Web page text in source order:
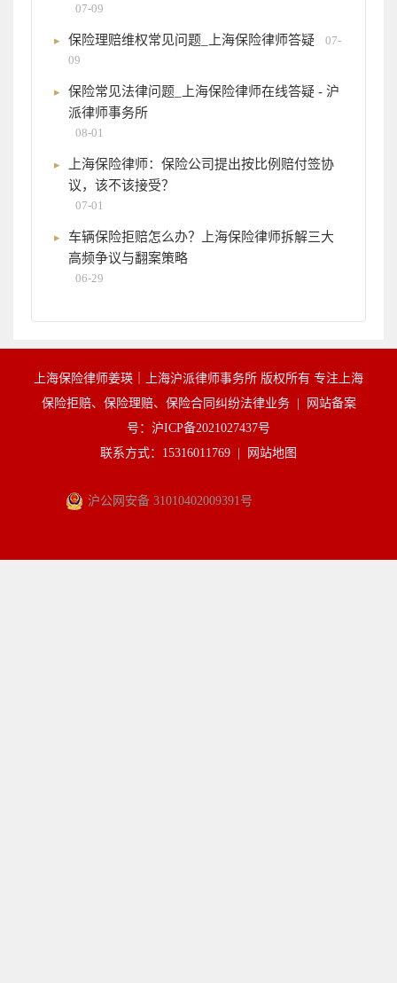
07-09
保险理赔维权常见问题_上海保险律师答疑
07-
09
保险常见法律问题_上海保险律师在线答疑 - 沪
派律师事务所
08-01
上海保险律师：保险公司提出按比例赔付签协
议，该不该接受？
07-01
车辆保险拒赔怎么办？上海保险律师拆解三大
高频争议与翻案策略
06-29
上海保险律师姜瑛｜上海沪派律师事务所 版权所有 专注上海
保险拒赔、保险理赔、保险合同纠纷法律业务 |
网站备案
号：沪ICP备2021027437号
联系方式：15316011769 |
网站地图
沪公网安备 31010402009391号